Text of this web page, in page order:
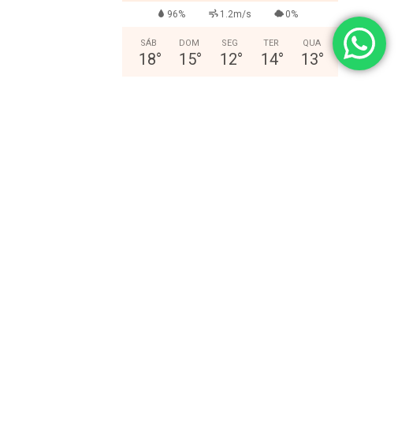
96% 1.2m/s 0%
SÁB
18°
DOM
15°
SEG
12°
TER
14°
QUA
13°